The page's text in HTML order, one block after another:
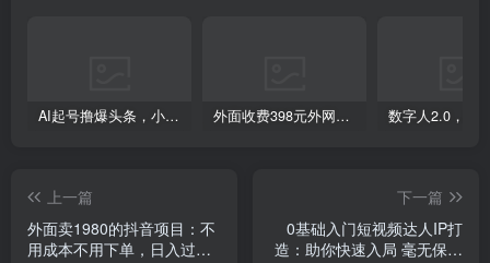
AI起号撸爆头条，小白也能操作，日入2000+ 外面收费398元外网超跑豪车汽车视频搬运至快手抖音上热门项目
上一篇
外面卖1980的抖音项目：不
用成本不用下单，日入过千
下一篇
0基础入门短视频达人IP打
造：助你快速入局 毫无保留